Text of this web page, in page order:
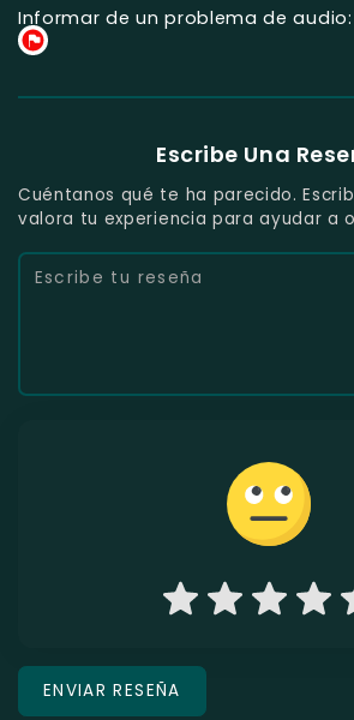
Informar de un problema de audio:
Escribe Una
Cuéntanos qué te ha parecido.
valora tu experiencia para ayudar a